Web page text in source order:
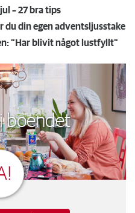
– 27 bra tips
du din egen adventsljusstake
"Har blivit något lustfyllt"
boendet